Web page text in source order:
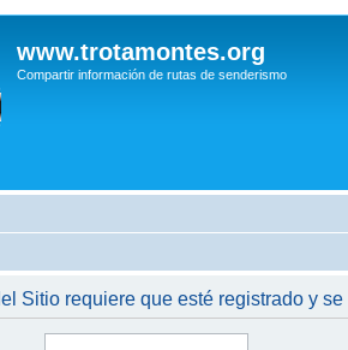
www.trotamontes.org
Compartir información de rutas de senderismo
Sitio requiere que esté registrado y